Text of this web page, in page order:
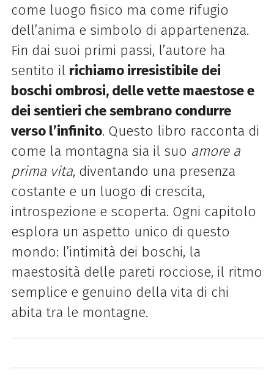
come luogo fisico ma come rifugio
dellʼanima e simbolo di appartenenza.
Fin dai suoi primi passi, lʼautore ha
sentito il richiamo irresistibile dei
boschi ombrosi, delle vette maestose e
dei sentieri che sembrano condurre
verso lʼinfinito. Questo libro racconta di
come la montagna sia il suo amore a
prima vita, diventando una presenza
costante e un luogo di crescita,
introspezione e scoperta. Ogni capitolo
esplora un aspetto unico di questo
mondo: l’intimità dei boschi, la
maestosità delle pareti rocciose, il ritmo
semplice e genuino della vita di chi
abita tra le montagne.